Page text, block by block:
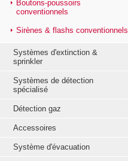
Boutons-poussoirs
conventionnels
Sirènes & flashs conventionnels
Systèmes d'extinction &
sprinkler
Systèmes de détection
spécialisé
Détection gaz
Accessoires
Système d'évacuation